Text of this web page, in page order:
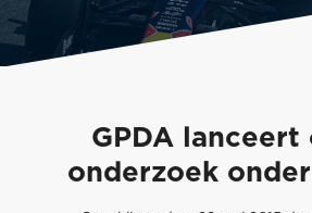
GPDA lanceert
onderzoek onder